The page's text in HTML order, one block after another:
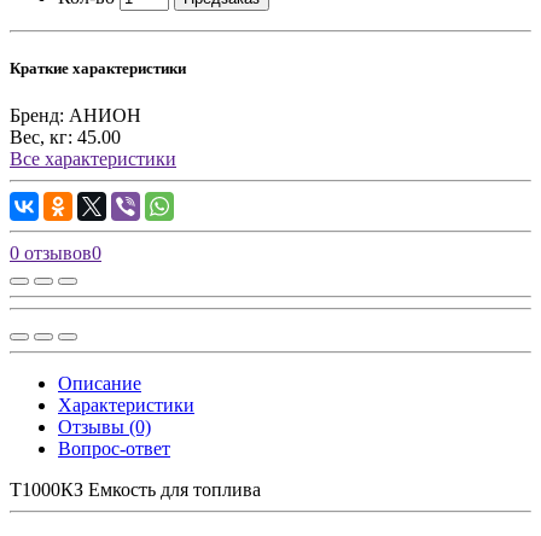
Краткие характеристики
Бренд: АНИОН
Вес, кг: 45.00
Все характеристики
0 отзывов0
Описание
Характеристики
Отзывы (0)
Вопрос-ответ
Т1000КЗ Емкость для топлива